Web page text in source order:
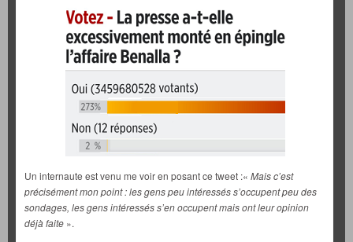
Un internaute est venu me voir en posant ce tweet :« Mais c’est
précisément mon point : les gens peu intéressés s’occupent peu des
sondages, les gens intéressés s’en occupent mais ont leur opinion
déjà faite ».